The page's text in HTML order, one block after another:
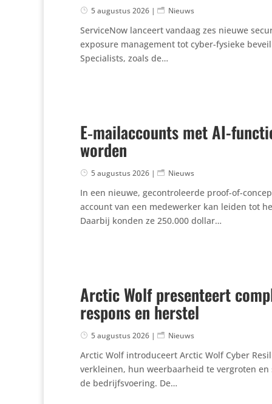
5 augustus 2026 | Nieuws
Servi­ceNow lanceert vandaag zes nieuwe
exposure mana­ge­ment tot cyber-fysieke
Speci­a­lists, zoals de…
E‑mailaccounts met AI-
worden
5 augustus 2026 | Nieuws
In een nieuwe, gecon­tro­leerde proof-of-
account van een mede­werker kan leiden tot
Daarbij konden ze 250.000 dollar…
Arctic Wolf presenteert
respons en herstel
5 augustus 2026 | Nieuws
Arctic Wolf intro­du­ceert Arctic Wolf Cyber
verkleinen, hun weer­baar­heid te vergroten
de bedrijfs­voe­ring. De…